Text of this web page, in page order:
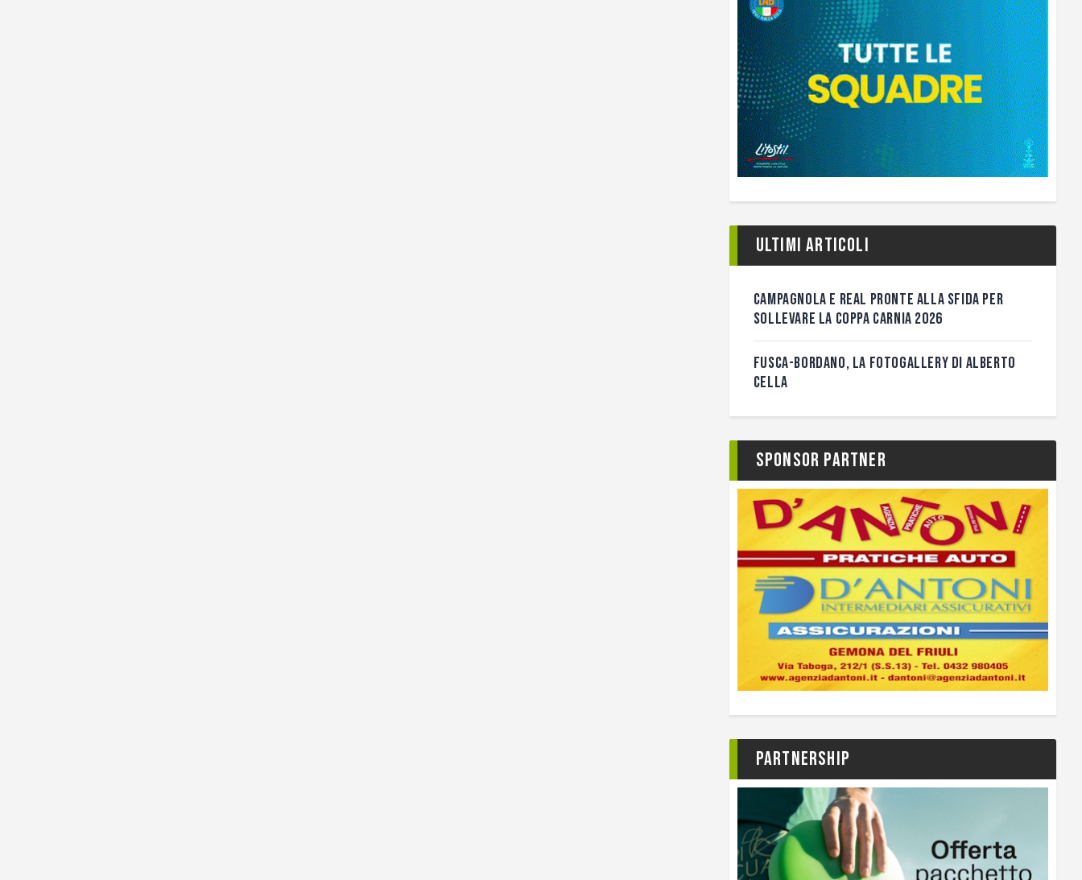
Ultimi articoli
CAMPAGNOLA E REAL PRONTE ALLA SFIDA PER
SOLLEVARE LA COPPA CARNIA 2026
FUSCA-BORDANO, LA FOTOGALLERY DI ALBERTO
CELLA
Sponsor Partner
Partnership